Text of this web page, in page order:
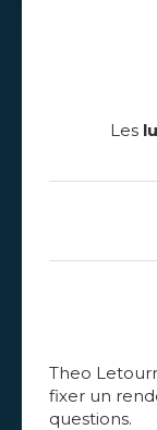
Les
Theo
fixer un
questions.